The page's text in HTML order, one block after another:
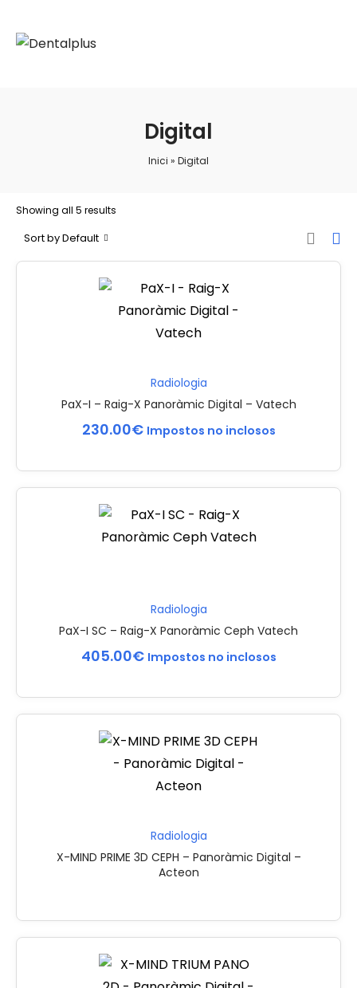
Digital
Inici » Digital
Showing all 5 results
Sort by Default
Radiologia
PaX-I – Raig-X Panoràmic Digital – Vatech
230.00€ Impostos no inclosos
Radiologia
PaX-I SC – Raig-X Panoràmic Ceph Vatech
405.00€ Impostos no inclosos
Radiologia
X-MIND PRIME 3D CEPH – Panoràmic Digital –
Acteon